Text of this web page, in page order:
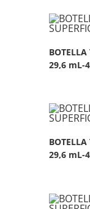
29,6 mL-
29,6 mL-